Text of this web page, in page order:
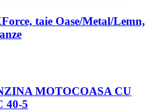
taie Oase/Metal/Lemn,
MOTOCOASA CU
40-5